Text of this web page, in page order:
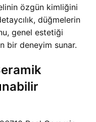
özgün kimliğini
düğmelerin
genel estetiği
bir deneyim sunar.